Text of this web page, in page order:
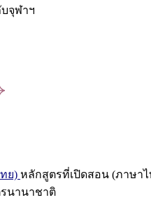
จุฬาฯ
ย) หลักสูตรที่เปิดสอน (ภาษาไ
นานาชาติ